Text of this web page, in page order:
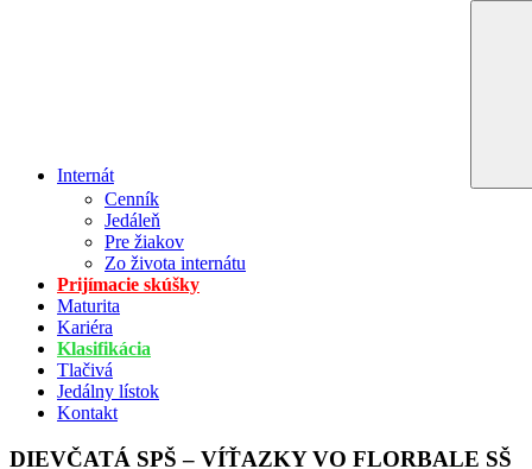
Internát
Cenník
Jedáleň
Pre žiakov
Zo života internátu
Prijímacie skúšky
Maturita
Kariéra
Klasifikácia
Tlačivá
Jedálny lístok
Kontakt
DIEVČATÁ SPŠ – VÍŤAZKY VO FLORBALE SŠ